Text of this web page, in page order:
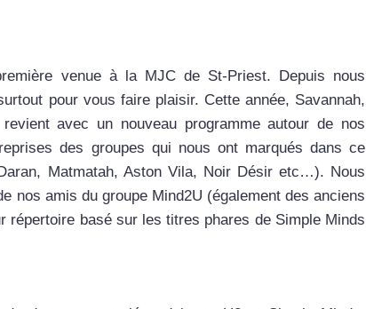
venue à la MJC de St-Priest. Depuis nous
pour vous faire plaisir. Cette année, Savannah,
avec un nouveau programme autour de nos
des groupes qui nous ont marqués dans ce
Matmatah, Aston Vila, Noir Désir etc…). Nous
nos amis du groupe Mind2U (également des anciens
répertoire basé sur les titres phares de Simple Minds